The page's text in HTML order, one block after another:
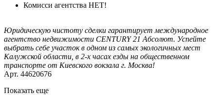
Комисси агентства НЕТ!
Юридическую чистоту сделки гарантирует международное
агентство недвижимости CENTURY 21 Абсолют. Успейте
выбрать себе участок в одном из самых экологичных мест
Калужской области, в 2-х часах езды на общественном
транспорте от Киевского вокзала г. Москва!
Арт. 44620676
Показать еще